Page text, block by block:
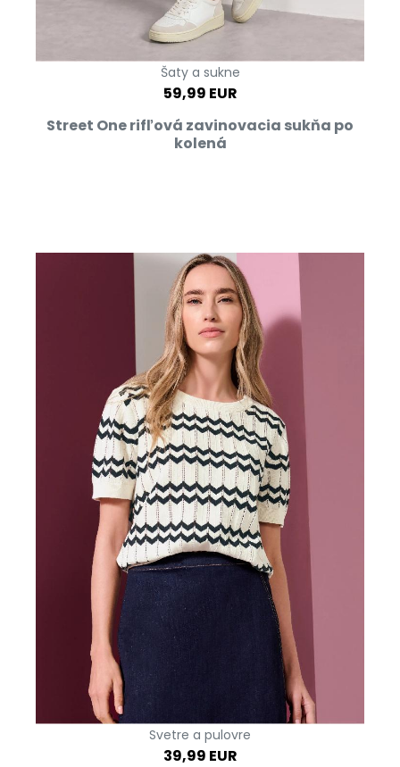
Šaty a sukne
59,99 EUR
Street One rifľová zavinovacia sukňa po
kolená
Svetre a pulovre
39,99 EUR